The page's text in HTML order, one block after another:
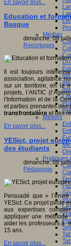
Médias
Métiers
Pratiques
En savoir plus...
Education et
Basque
dimanche, 08
Reportages
Il est toujours
association, agitatrice
sur un territoire, en la
projets, l’ANTIC
l'Information et de la
et parties prenantes des
transfrontalière et des
En savoir plus...
YESict, projet
des étudiants
dimanche, 08
Pédagogie
Persuadé que «
YESict. Ce projet pilote
aux expertises
appliquer une méthode
aider les professeurs à
15 ans.
En savoir plus...